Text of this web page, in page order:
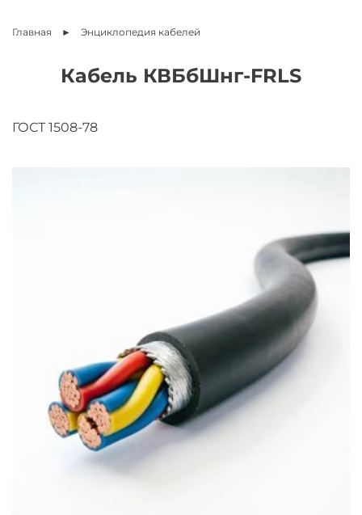
Главная Энциклопедия кабелей
Кабель КВБбШнг-FRLS
ГОСТ 1508-78